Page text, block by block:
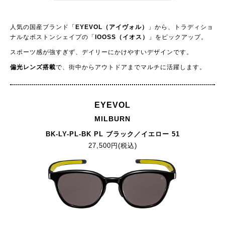
人気の国産ブランド「EYEVOL（アイヴォル）
」から、トラディショ
ナルなボストンシェイプの「IOOSS（イオス） 」をピックアップ。
スポーツ感が強すぎず、デイリーにかけやすいデザインです。
偏光レンズ搭載で、街中からアウトドアまでマルチに活躍します。
EYEVOL
MILBURN
BK-LY-PL-BK PL ブラック／イエロー 51
27,500円(税込)